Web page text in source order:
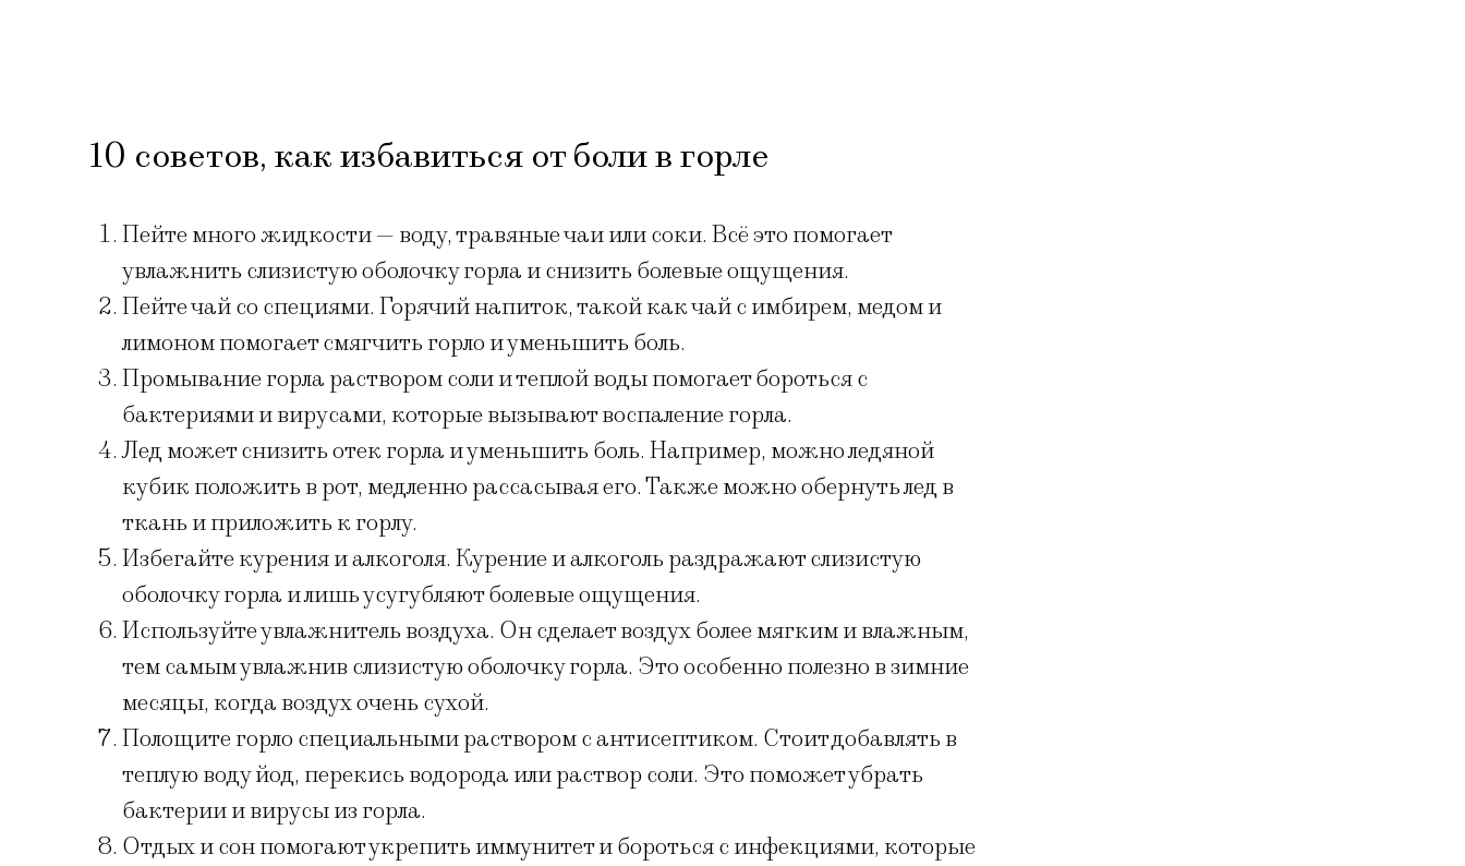
10 советов, как избавиться от боли в горле
Пейте много жидкости — воду, травяные чаи или соки. Всё это помогает
увлажнить слизистую оболочку горла и снизить болевые ощущения.
Пейте чай со специями. Горячий напиток, такой как чай с имбирем, медом и
лимоном помогает смягчить горло и уменьшить боль.
Промывание горла раствором соли и теплой воды помогает бороться с
бактериями и вирусами, которые вызывают воспаление горла.
Лед может снизить отек горла и уменьшить боль. Например, можно ледяной
кубик положить в рот, медленно рассасывая его. Также можно обернуть лед в
ткань и приложить к горлу.
Избегайте курения и алкоголя. Курение и алкоголь раздражают слизистую
оболочку горла и лишь усугубляют болевые ощущения.
Используйте увлажнитель воздуха. Он сделает воздух более мягким и влажным,
тем самым увлажнив слизистую оболочку горла. Это особенно полезно в зимние
месяцы, когда воздух очень сухой.
Полощите горло специальными раствором с антисептиком. Стоит добавлять в
теплую воду йод, перекись водорода или раствор соли. Это поможет убрать
бактерии и вирусы из горла.
Отдых и сон помогают укрепить иммунитет и бороться с инфекциями, которые